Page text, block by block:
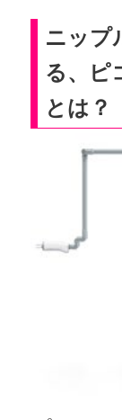
ニップ
る、ピ
とは？